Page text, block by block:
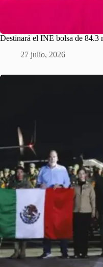
Destinará el INE bolsa de 84.3
27 julio, 2026